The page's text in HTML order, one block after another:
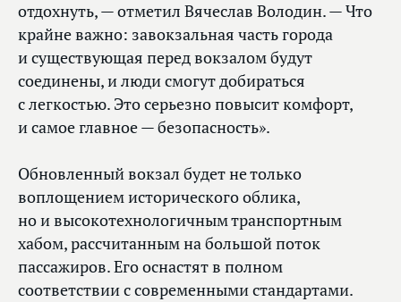
отдохнуть, — отметил Вячеслав Володин. — Что
крайне важно: завокзальная часть города
и существующая перед вокзалом будут
соединены, и люди смогут добираться
с легкостью. Это серьезно повысит комфорт,
и самое главное — безопасность».
Обновленный вокзал будет не только
воплощением исторического облика,
но и высокотехнологичным транспортным
хабом, рассчитанным на большой поток
пассажиров. Его оснастят в полном
соответствии с современными стандартами.